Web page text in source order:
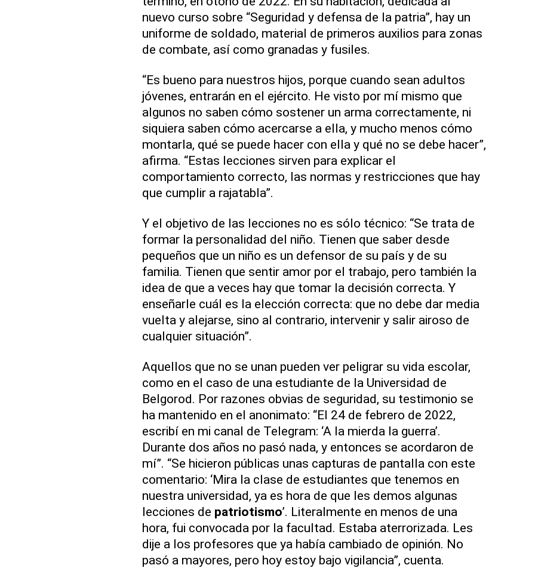
nuevo curso sobre “Seguridad y defensa de la patria”, hay un
uniforme de soldado, material de primeros auxilios para zonas
de combate, así como granadas y fusiles.
“Es bueno para nuestros hijos, porque cuando sean adultos
jóvenes, entrarán en el ejército. He visto por mí mismo que
algunos no saben cómo sostener un arma correctamente, ni
siquiera saben cómo acercarse a ella, y mucho menos cómo
montarla, qué se puede hacer con ella y qué no se debe hacer”,
afirma. “Estas lecciones sirven para explicar el
comportamiento correcto, las normas y restricciones que hay
que cumplir a rajatabla”.
Y el objetivo de las lecciones no es sólo técnico: “Se trata de
formar la personalidad del niño. Tienen que saber desde
pequeños que un niño es un defensor de su país y de su
familia. Tienen que sentir amor por el trabajo, pero también la
idea de que a veces hay que tomar la decisión correcta. Y
enseñarle cuál es la elección correcta: que no debe dar media
vuelta y alejarse, sino al contrario, intervenir y salir airoso de
cualquier situación”.
Aquellos que no se unan pueden ver peligrar su vida escolar,
como en el caso de una estudiante de la Universidad de
Belgorod. Por razones obvias de seguridad, su testimonio se
ha mantenido en el anonimato: “El 24 de febrero de 2022,
escribí en mi canal de Telegram: ‘A la mierda la guerra’.
Durante dos años no pasó nada, y entonces se acordaron de
mí”. “Se hicieron públicas unas capturas de pantalla con este
comentario: ‘Mira la clase de estudiantes que tenemos en
nuestra universidad, ya es hora de que les demos algunas
lecciones de patriotismo’. Literalmente en menos de una
hora, fui convocada por la facultad. Estaba aterrorizada. Les
dije a los profesores que ya había cambiado de opinión. No
pasó a mayores, pero hoy estoy bajo vigilancia”, cuenta.